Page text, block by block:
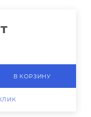
В КОРЗИНУ